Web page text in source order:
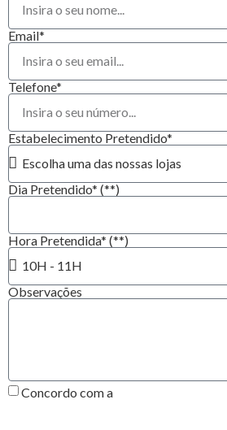
Email*
Telefone*
Estabelecimento Pretendido*
Dia Pretendido* (**)
Hora Pretendida* (**)
Observações
Concordo com a